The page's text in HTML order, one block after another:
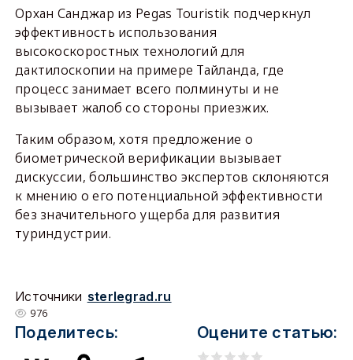
Орхан Санджар из Pegas Touristik подчеркнул
эффективность использования
высокоскоростных технологий для
дактилоскопии на примере Тайланда, где
процесс занимает всего полминуты и не
вызывает жалоб со стороны приезжих.
Таким образом, хотя предложение о
биометрической верификации вызывает
дискуссии, большинство экспертов склоняются
к мнению о его потенциальной эффективности
без значительного ущерба для развития
туриндустрии.
Источники sterlegrad.ru
976
Поделитесь: Оцените статью: